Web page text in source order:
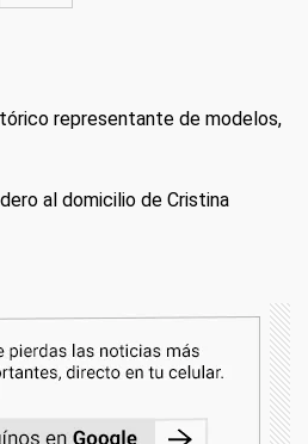
representante de modelos,
al domicilio de Cristina